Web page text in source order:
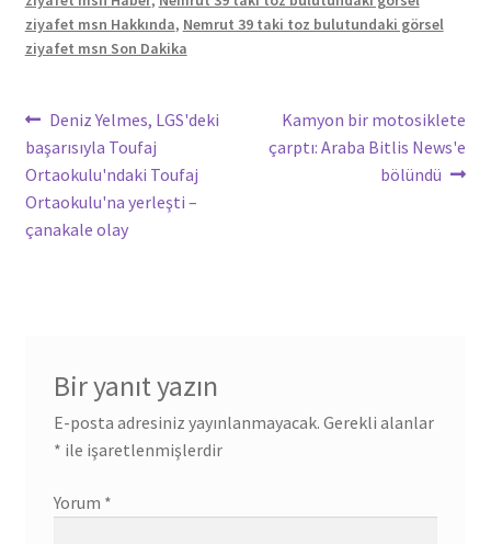
ziyafet msn Hakkında, Nemrut 39 taki toz bulutundaki görsel
ziyafet msn Son Dakika
Yazı
gezinmesi
Önceki
yazı:
Deniz Yelmes, LGS'deki
başarısıyla Toufaj
Ortaokulu'ndaki Toufaj
Ortaokulu'na yerleşti –
çanakale olay
Sonraki
yazı:
Kamyon bir motosiklete
çarptı: Araba Bitlis News'e
bölündü
Bir yanıt yazın
E-posta adresiniz yayınlanmayacak. Gerekli alanlar
* ile işaretlenmişlerdir
Yorum *